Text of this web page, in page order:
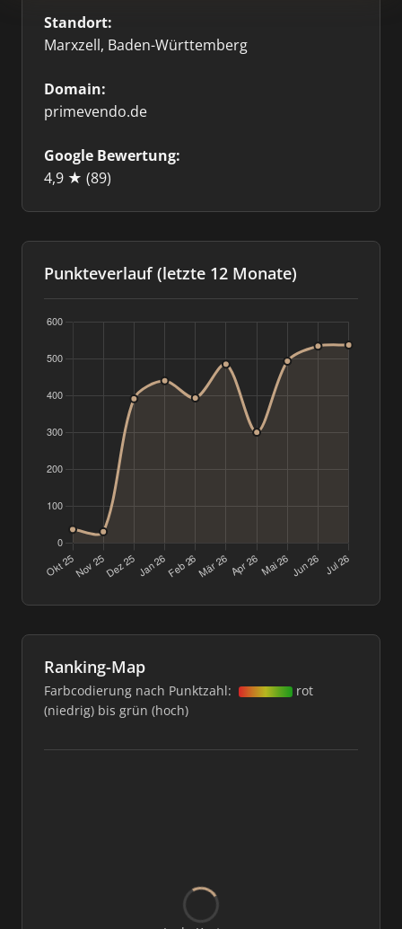
Standort:
Marxzell, Baden-Württemberg
Domain:
primevendo.de
Google Bewertung:
4,9 ★ (89)
Punkteverlauf (letzte 12 Monate)
Ranking-Map
Farbcodierung nach Punktzahl:
rot
(niedrig) bis grün (hoch)